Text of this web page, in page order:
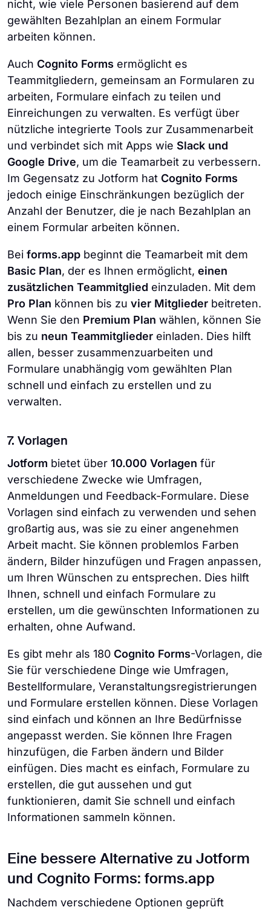
nicht, wie viele Personen basierend auf dem
gewählten Bezahlplan an einem Formular
arbeiten können.
Auch Cognito Forms ermöglicht es
Teammitgliedern, gemeinsam an Formularen zu
arbeiten, Formulare einfach zu teilen und
Einreichungen zu verwalten. Es verfügt über
nützliche integrierte Tools zur Zusammenarbeit
und verbindet sich mit Apps wie Slack und
Google Drive, um die Teamarbeit zu verbessern.
Im Gegensatz zu Jotform hat Cognito Forms
jedoch einige Einschränkungen bezüglich der
Anzahl der Benutzer, die je nach Bezahlplan an
einem Formular arbeiten können.
Bei forms.app beginnt die Teamarbeit mit dem
Basic Plan, der es Ihnen ermöglicht, einen
zusätzlichen Teammitglied einzuladen. Mit dem
Pro Plan können bis zu vier Mitglieder beitreten.
Wenn Sie den Premium Plan wählen, können Sie
bis zu neun Teammitglieder einladen. Dies hilft
allen, besser zusammenzuarbeiten und
Formulare unabhängig vom gewählten Plan
schnell und einfach zu erstellen und zu
verwalten.
7. Vorlagen
Jotform bietet über 10.000 Vorlagen für
verschiedene Zwecke wie Umfragen,
Anmeldungen und Feedback-Formulare. Diese
Vorlagen sind einfach zu verwenden und sehen
großartig aus, was sie zu einer angenehmen
Arbeit macht. Sie können problemlos Farben
ändern, Bilder hinzufügen und Fragen anpassen,
um Ihren Wünschen zu entsprechen. Dies hilft
Ihnen, schnell und einfach Formulare zu
erstellen, um die gewünschten Informationen zu
erhalten, ohne Aufwand.
Es gibt mehr als 180 Cognito Forms-Vorlagen, die
Sie für verschiedene Dinge wie Umfragen,
Bestellformulare, Veranstaltungsregistrierungen
und Formulare erstellen können. Diese Vorlagen
sind einfach und können an Ihre Bedürfnisse
angepasst werden. Sie können Ihre Fragen
hinzufügen, die Farben ändern und Bilder
einfügen. Dies macht es einfach, Formulare zu
erstellen, die gut aussehen und gut
funktionieren, damit Sie schnell und einfach
Informationen sammeln können.
Eine bessere Alternative zu Jotform
und Cognito Forms: forms.app
Nachdem verschiedene Optionen geprüft